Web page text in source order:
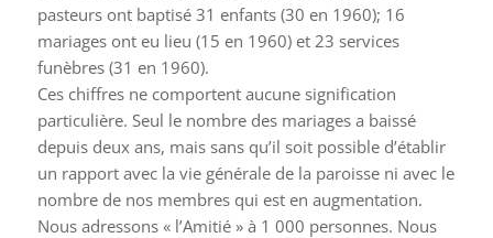
pasteurs ont baptisé 31 enfants (30 en 1960); 16
mariages ont eu lieu (15 en 1960) et 23 services
funèbres (31 en 1960).
Ces chiffres ne comportent aucune signification
particulière. Seul le nombre des mariages a baissé
depuis deux ans, mais sans qu’il soit possible d’établir
un rapport avec la vie générale de la paroisse ni avec le
nombre de nos membres qui est en augmentation.
Nous adressons « l’Amitié » à 1 000 personnes. Nous